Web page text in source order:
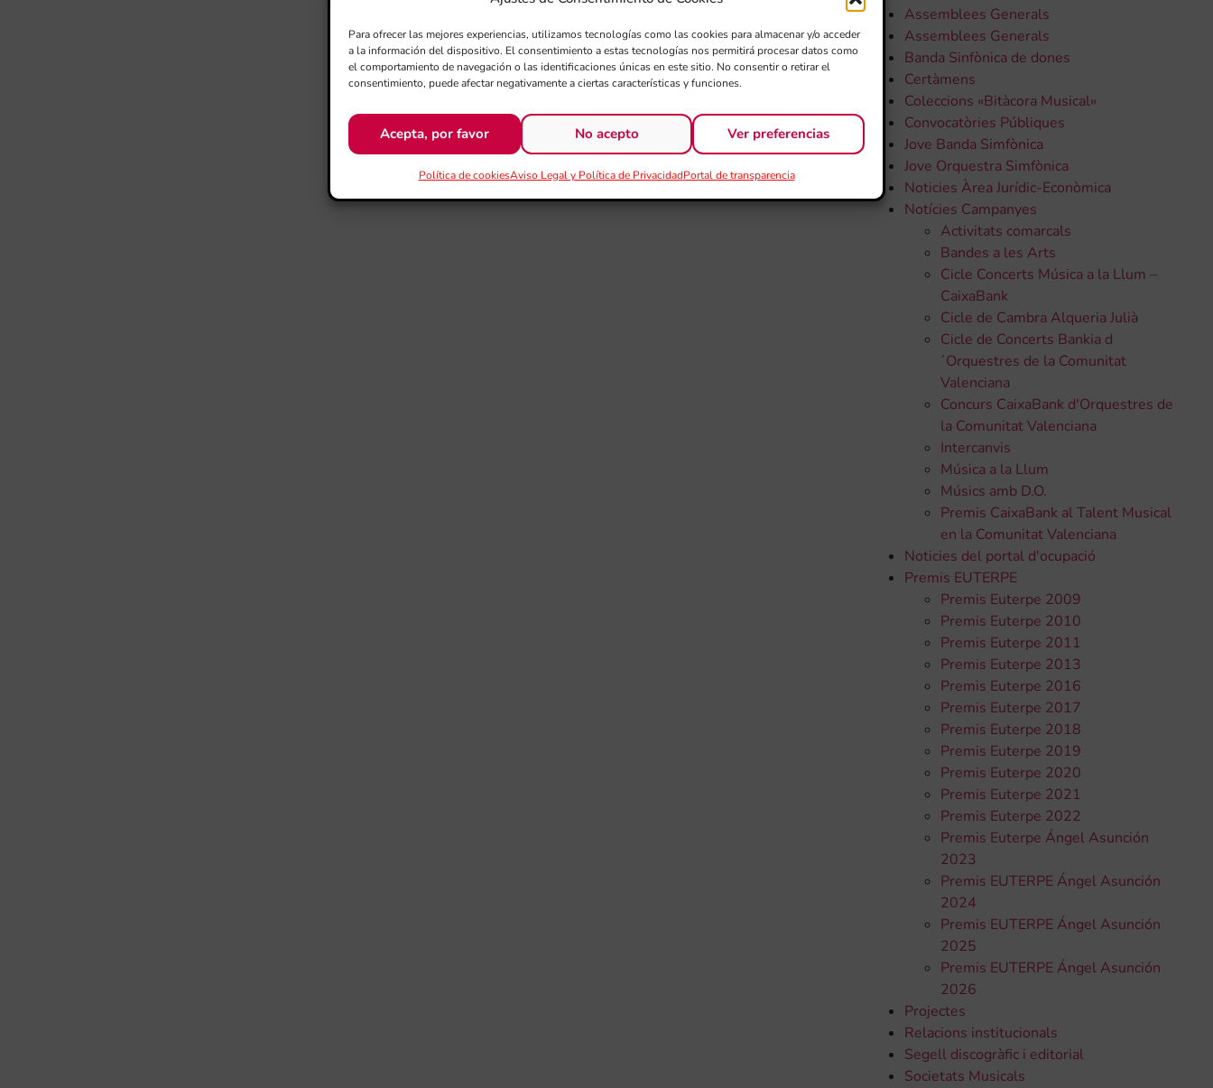
Para ofrecer las mejores experiencias, utilizamos tecnologías como las cookies para almacenar y/o acceder
a la información del dispositivo. El consentimiento a estas tecnologías nos permitirá procesar datos como
el comportamiento de navegación o las identificaciones únicas en este sitio. No consentir o retirar el
consentimiento, puede afectar negativamente a ciertas características y funciones.
Acepta, por favor No acepto Ver preferencias
Política de cookiesAviso Legal y Política de PrivacidadPortal de transparencia
Assemblees Generals
Assemblees Generals
Banda Sinfònica de dones
Certàmens
Coleccions «Bitàcora Musical»
Convocatòries Públiques
Jove Banda Simfònica
Jove Orquestra Simfònica
Noticies Àrea Jurídic-Econòmica
Notícies Campanyes
Activitats comarcals
Bandes a les Arts
Cicle Concerts Música a la Llum –
CaixaBank
Cicle de Cambra Alqueria Julià
Cicle de Concerts Bankia d
´Orquestres de la Comunitat
Valenciana
Concurs CaixaBank d'Orquestres de
la Comunitat Valenciana
Intercanvis
Música a la Llum
Músics amb D.O.
Premis CaixaBank al Talent Musical
en la Comunitat Valenciana
Noticies del portal d'ocupació
Premis EUTERPE
Premis Euterpe 2009
Premis Euterpe 2010
Premis Euterpe 2011
Premis Euterpe 2013
Premis Euterpe 2016
Premis Euterpe 2017
Premis Euterpe 2018
Premis Euterpe 2019
Premis Euterpe 2020
Premis Euterpe 2021
Premis Euterpe 2022
Premis Euterpe Ángel Asunción
2023
Premis EUTERPE Ángel Asunción
2024
Premis EUTERPE Ángel Asunción
2025
Premis EUTERPE Ángel Asunción
2026
Projectes
Relacions institucionals
Segell discogràfic i editorial
Societats Musicals